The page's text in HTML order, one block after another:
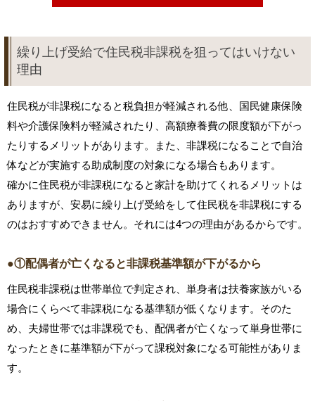
繰り上げ受給で住民税非課税を狙ってはいけない
理由
住民税が非課税になると税負担が軽減される他、国民健康保険
料や介護保険料が軽減されたり、高額療養費の限度額が下がっ
たりするメリットがあります。また、非課税になることで自治
体などが実施する助成制度の対象になる場合もあります。
確かに住民税が非課税になると家計を助けてくれるメリットは
ありますが、安易に繰り上げ受給をして住民税を非課税にする
のはおすすめできません。それには4つの理由があるからです。
●①配偶者が亡くなると非課税基準額が下がるから
住民税非課税は世帯単位で判定され、単身者は扶養家族がいる
場合にくらべて非課税になる基準額が低くなります。そのた
め、夫婦世帯では非課税でも、配偶者が亡くなって単身世帯に
なったときに基準額が下がって課税対象になる可能性がありま
す。